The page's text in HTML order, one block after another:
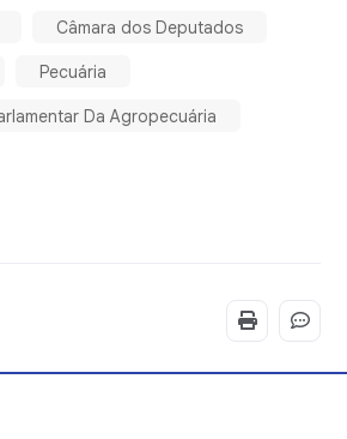
Câmara dos Deputados
Pecuária
Da Agropecuária